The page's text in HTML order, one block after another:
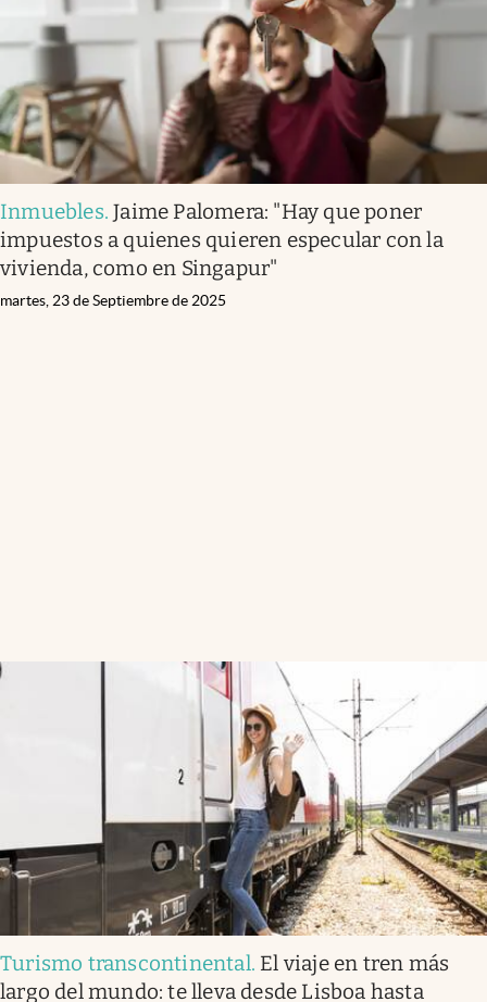
Inmuebles.Jaime Palomera: "Hay que poner
impuestos a quienes quieren especular con la
vivienda, como en Singapur"
martes, 23 de Septiembre de 2025
Turismo transcontinental. El viaje en tren más
largo del mundo: te lleva desde Lisboa hasta